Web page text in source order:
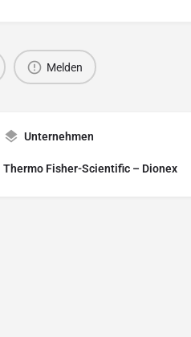
Melden
Unternehmen
Thermo Fisher-Scientific – Dionex